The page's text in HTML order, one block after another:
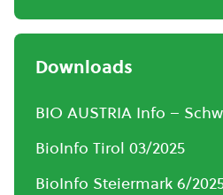
Downloads
BIO AUSTRIA Info –
BioInfo Tirol 03/2025
BioInfo Steiermark 6/